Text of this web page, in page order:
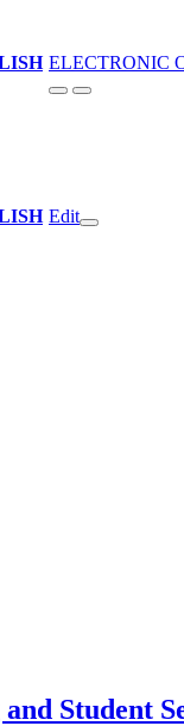
ELECTRONIC
Edit
Student